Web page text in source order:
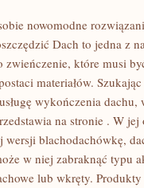
nowomodne
Dach to jedna z
zwieńczenie, które musi
materiałów.
wykończenia
na stronie . W
wersji blachodachówkę,
w niej zabraknąć typu
lub wkręty.